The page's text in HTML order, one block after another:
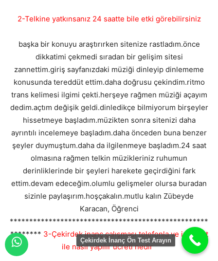
2-Telkine yatkınsanız 24 saatte bile etki görebilirsiniz
başka bir konuyu araştırırken sitenize rastladım.önce
dikkatimi çekmedi sıradan bir gelişim sitesi
zannettim.giriş sayfanızdaki müziği dinleyip dinlememe
konusunda tereddüt ettim.daha doğrusu çekindim.ritmo
trans kelimesi ilgimi çekti.herşeye rağmen müziği açayım
dedim.açtım değişik geldi.dinledikçe bilmiyorum birşeyler
hissetmeye başladım.müzikten sonra sitenizi daha
ayrıntılı incelemeye başladım.daha önceden buna benzer
şeyler duymuştum.daha da ilgilenmeye başladım.24 saat
olmasına rağmen telkin müzikleriniz ruhumun
derinliklerinde bir şeyleri harekete geçirdiğini fark
ettim.devam edeceğim.olumlu gelişmeler olursa buradan
sizinle paylaşırım.hoşçakalın.mutlu kalın Zübeyde
Karacan, Öğrenci
***************************************************
******** 3-Çekirdek inanç çalışması telefonla ve internet
ile nasıl yapılır ücreti nedir
Çekirdek İnanç Ön Test Arayın